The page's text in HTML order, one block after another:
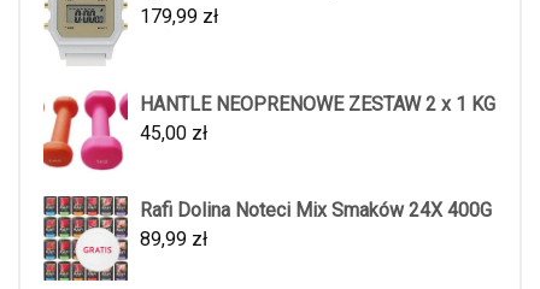
179,99 zł
HANTLE NEOPRENOWE ZESTAW 2 x 1 KG
45,00 zł
Rafi Dolina Noteci Mix Smaków 24X 400G
89,99 zł